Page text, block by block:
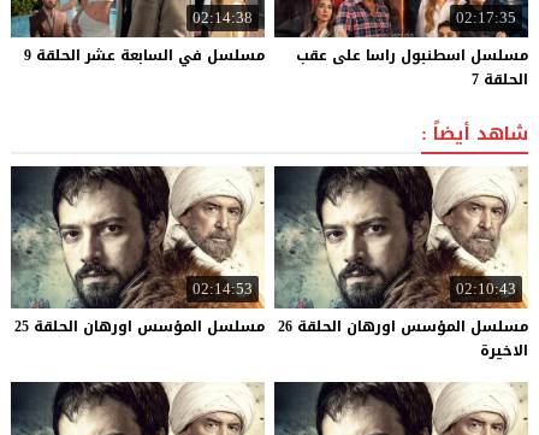
02:17:35
مسلسل اسطنبول راسا على عقب
الحلقة 7
02:14:38
مسلسل في السابعة عشر الحلقة 9
شاهد أيضاً :
02:10:43
مسلسل المؤسس اورهان الحلقة 26
الاخيرة
02:14:53
مسلسل المؤسس اورهان الحلقة 25